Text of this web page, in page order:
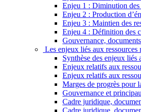
Enjeu 1 : Diminution des
Enjeu 2 : Production
Enjeu 3 : Maintien des
Enjeu 4 : Définition des
Gouvernance,
Les enjeux liés aux ressources
Synthèse des enjeux liés
Enjeux relatifs aux
Enjeux relatifs aux
Marges de progrès pour
Gouvernance et
Cadre juridique,
Cadre juridique,